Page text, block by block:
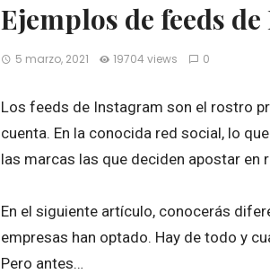
Ejemplos de feeds
5 marzo, 2021 19704 views 0
Los feeds de Instagram son el rostro
cuenta. En la conocida red social, lo
las marcas las que deciden apostar en
En el siguiente artículo, conocerás
empresas han optado. Hay de todo y
Pero antes…